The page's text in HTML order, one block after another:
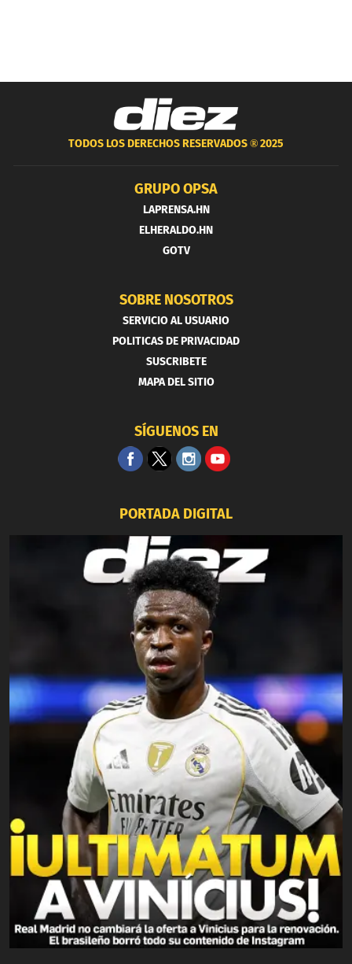
TODOS LOS DERECHOS RESERVADOS ®2025
GRUPO OPSA
LAPRENSA.HN
ELHERALDO.HN
GOTV
SOBRE NOSOTROS
SERVICIO AL USUARIO
POLITICAS DE PRIVACIDAD
SUSCRIBETE
MAPA DEL SITIO
SÍGUENOS EN
PORTADA DIGITAL